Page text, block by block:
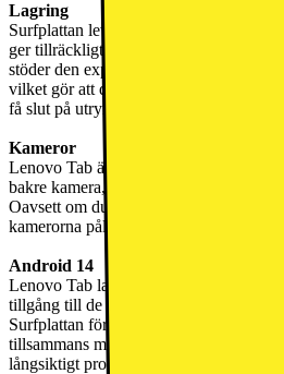
Lagring
Surfplattan levereras med 64 GB
ger tillräckligt med plats för dina appar,
stöder den expanderbart minne upp till
vilket gör att du kan lagra ännu mer
få slut på utrymme.
Kameror
Lenovo Tab är utrustad med en 5,0 MP
bakre kamera, vilket gör att du kan ta
Oavsett om du videochattar med vänner
kamerorna pålitlig prestanda för
Android 14
Lenovo Tab lanseras med Android 14,
tillgång till de senaste funktionerna och
Surfplattan förväntas få uppgraderingar
tillsammans med fyra års
långsiktigt programvarustöd.